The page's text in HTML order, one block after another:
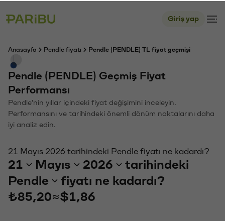
Giriş yap
Anasayfa Pendle fiyatı Pendle (PENDLE) TL fiyat geçmişi
Pendle (PENDLE) Geçmiş Fiyat
Performansı
Pendle'nin yıllar içindeki fiyat değişimini inceleyin.
Performansını ve tarihindeki önemli dönüm noktalarını daha
iyi analiz edin.
21 Mayıs 2026 tarihindeki Pendle fiyatı ne kadardı?
21 Mayıs 2026
tarihindeki
Pendle
fiyatı ne kadardı?
₺85,20≈$1,86